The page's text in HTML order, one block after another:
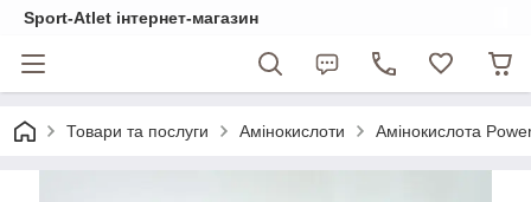
Sport-Atlet інтернет-магазин
Товари та послуги Амінокислоти Амінокислота